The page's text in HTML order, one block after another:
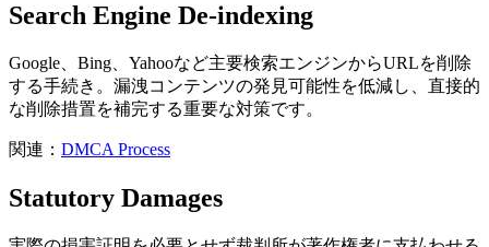
Search Engine De-indexing
Google、Bing、Yahooなど主要検索エンジンからURLを削除
する手続き。漏洩コンテンツの発見可能性を低減し、直接的
な削除措置を補完する重要な対策です。
関連： DMCA Process
Statutory Damages